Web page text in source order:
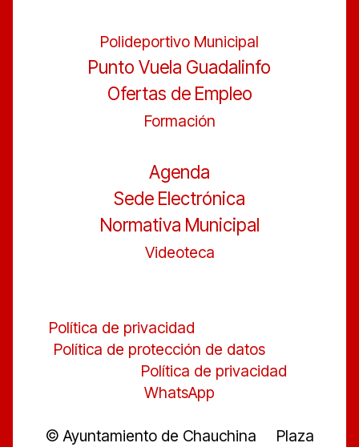
Polideportivo Municipal
Punto Vuela Guadalinfo
Ofertas de Empleo
Formación
Agenda
Sede Electrónica
Normativa Municipal
Videoteca
Política de privacidad
Política de protección de datos
Política de privacidad
WhatsApp
© Ayuntamiento de Chauchina Plaza